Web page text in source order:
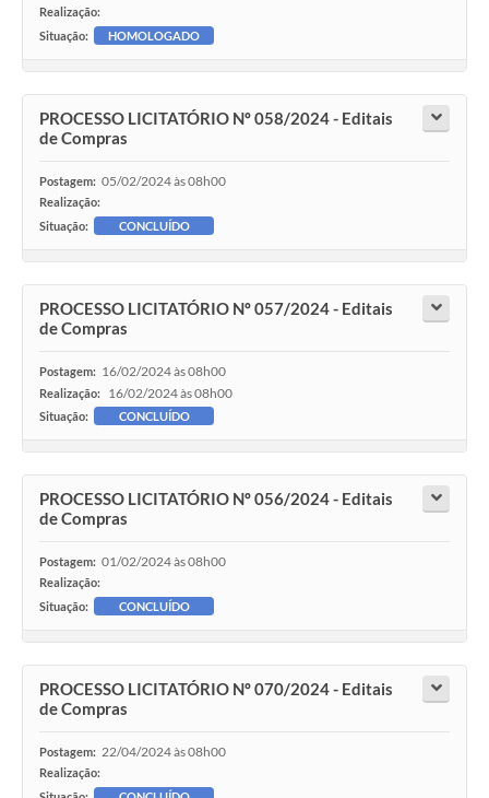
Realização:
Situação:
HOMOLOGADO
PROCESSO LICITATÓRIO Nº 058/2024 - Editais
de Compras
Postagem: 05/02/2024 às 08h00
Realização:
Situação:
CONCLUÍDO
PROCESSO LICITATÓRIO Nº 057/2024 - Editais
de Compras
Postagem: 16/02/2024 às 08h00
Realização: 16/02/2024 às 08h00
Situação: CONCLUÍDO
PROCESSO LICITATÓRIO Nº 056/2024 - Editais
de Compras
Postagem: 01/02/2024 às 08h00
Realização:
Situação:
CONCLUÍDO
PROCESSO LICITATÓRIO Nº 070/2024 - Editais
de Compras
Postagem: 22/04/2024 às 08h00
Realização: